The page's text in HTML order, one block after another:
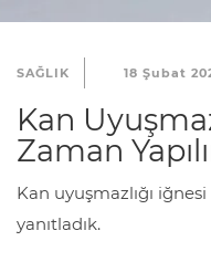
SAĞLIK 18 Şubat
Kan
Zaman
Kan uyuşmazlığı
yanıtladık.